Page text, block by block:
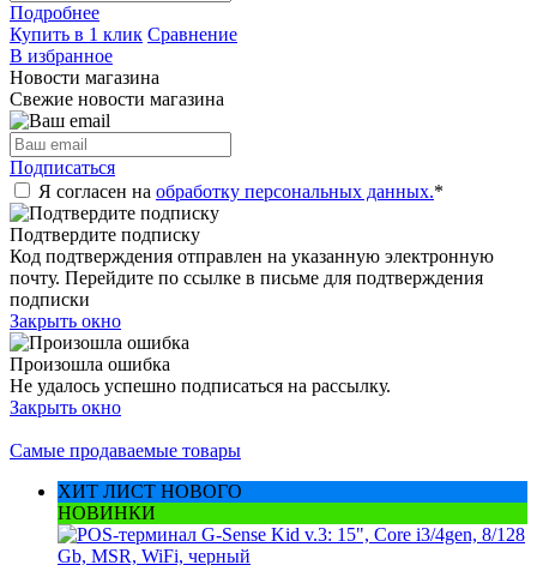
Подробнее
Купить в 1 клик Сравнение
В избранное
Новости магазина
Свежие новости магазина
Подписаться
Я согласен на обработку персональных данных.*
Подтвердите подписку
Код подтверждения отправлен на указанную электронную
почту. Перейдите по ссылке в письме для подтверждения
подписки
Закрыть окно
Произошла ошибка
Не удалось успешно подписаться на рассылку.
Закрыть окно
Самые продаваемые товары
ХИТ ЛИСТ НОВОГО
НОВИНКИ